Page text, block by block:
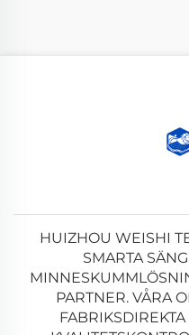
HUIZHOU WEISHI
SMARTA
PARTNER. VÅRA